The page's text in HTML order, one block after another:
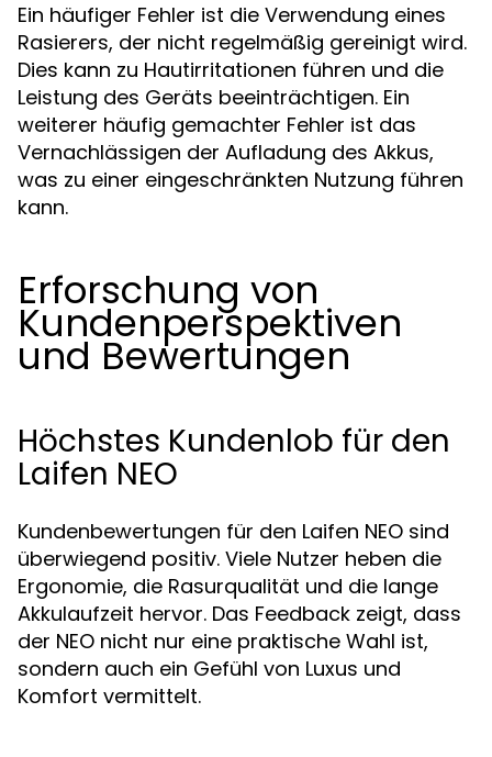
Ein häufiger Fehler ist die Verwendung eines
Rasierers, der nicht regelmäßig gereinigt wird.
Dies kann zu Hautirritationen führen und die
Leistung des Geräts beeinträchtigen. Ein
weiterer häufig gemachter Fehler ist das
Vernachlässigen der Aufladung des Akkus,
was zu einer eingeschränkten Nutzung führen
kann.
Erforschung von
Kundenperspektiven
und Bewertungen
Höchstes Kundenlob für den
Laifen NEO
Kundenbewertungen für den Laifen NEO sind
überwiegend positiv. Viele Nutzer heben die
Ergonomie, die Rasurqualität und die lange
Akkulaufzeit hervor. Das Feedback zeigt, dass
der NEO nicht nur eine praktische Wahl ist,
sondern auch ein Gefühl von Luxus und
Komfort vermittelt.